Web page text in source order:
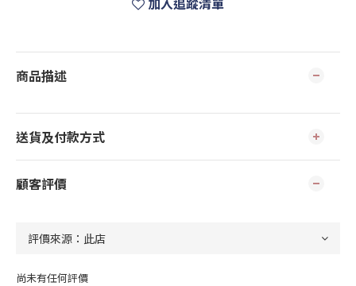
商品描述
送貨及付款方式
顧客評價
尚未有任何評價